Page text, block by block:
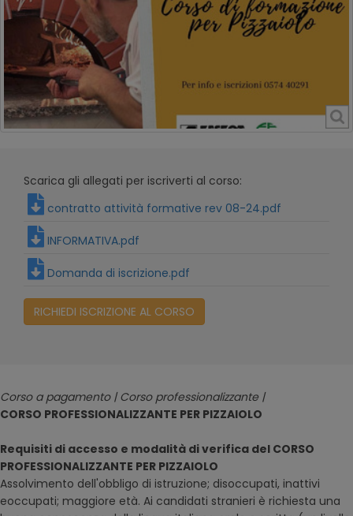
Scarica gli allegati per iscriverti al corso:
contratto attività formative rev 08-24.pdf
INFORMATIVA.pdf
Domanda di iscrizione.pdf
RICHIEDI ISCRIZIONE AL CORSO
Corso a pagamento | Corso professionalizzante |
CORSO PROFESSIONALIZZANTE PER PIZZAIOLO
Requisiti di accesso e modalità di verifica del CORSO
PROFESSIONALIZZANTE PER PIZZAIOLO
Assolvimento dell'obbligo di istruzione; disoccupati, inattivi
eoccupati; maggiore età. Ai candidati stranieri è richiesta una